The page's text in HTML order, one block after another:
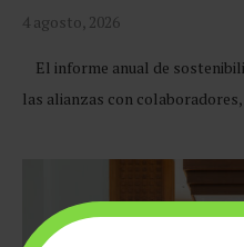
4 agosto, 2026
El informe anual de
las alianzas con